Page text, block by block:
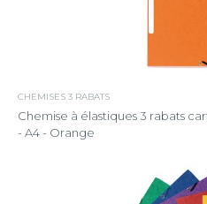
CHEMISES 3 RABATS
Chemise à élastiques 3 rabats
- A4 - Orange